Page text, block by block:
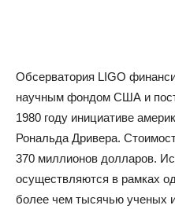
Обсерватория LIGO
научным фондом США и
1980 году инициативе
Рональда Дривера.
370 миллионов долларов.
осуществляются в рамках
более чем тысячью ученых